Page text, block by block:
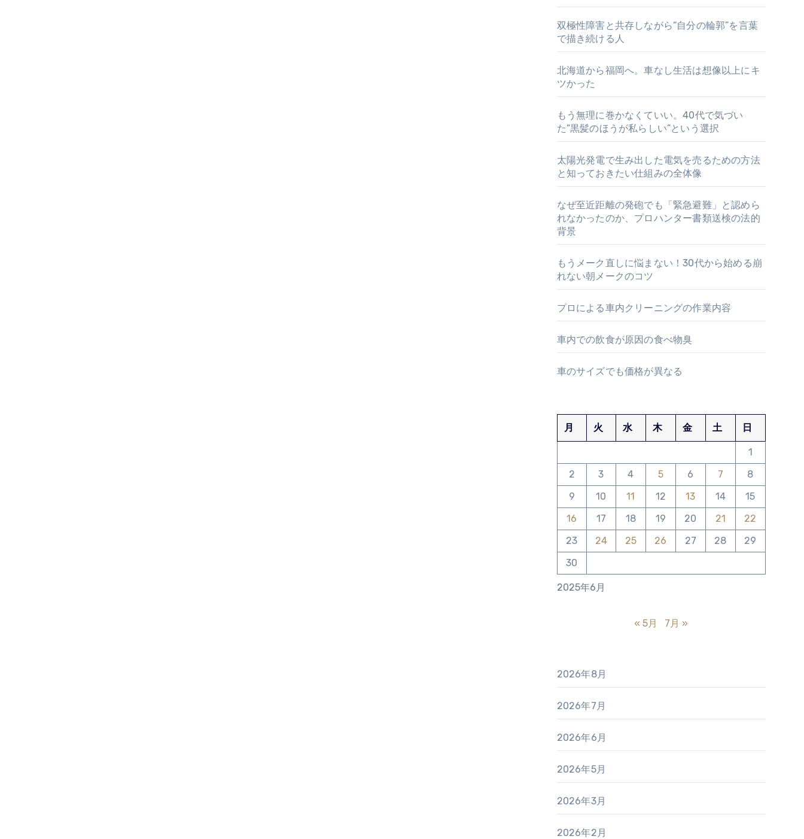
双極性障害と共存しながら“自分の輪郭”を言葉
で描き続ける人
北海道から福岡へ。車なし生活は想像以上にキ
ツかった
もう無理に巻かなくていい。40代で気づい
た“黒髪のほうが私らしい”という選択
太陽光発電で生み出した電気を売るための方法
と知っておきたい仕組みの全体像
なぜ至近距離の発砲でも「緊急避難」と認めら
れなかったのか、プロハンター書類送検の法的
背景
もうメーク直しに悩まない！30代から始める崩
れない朝メークのコツ
プロによる車内クリーニングの作業内容
車内での飲食が原因の食べ物臭
車のサイズでも価格が異なる
2025年6月
月 火 水 木 金 土 日
1
2
3 4 5 6 7
8
9
10 11 12 13 14
15
16
17 18 19 20 21
22
23
24 25 26 27 28
29
30
« 5月 7月 »
2026年8月
2026年7月
2026年6月
2026年5月
2026年3月
2026年2月